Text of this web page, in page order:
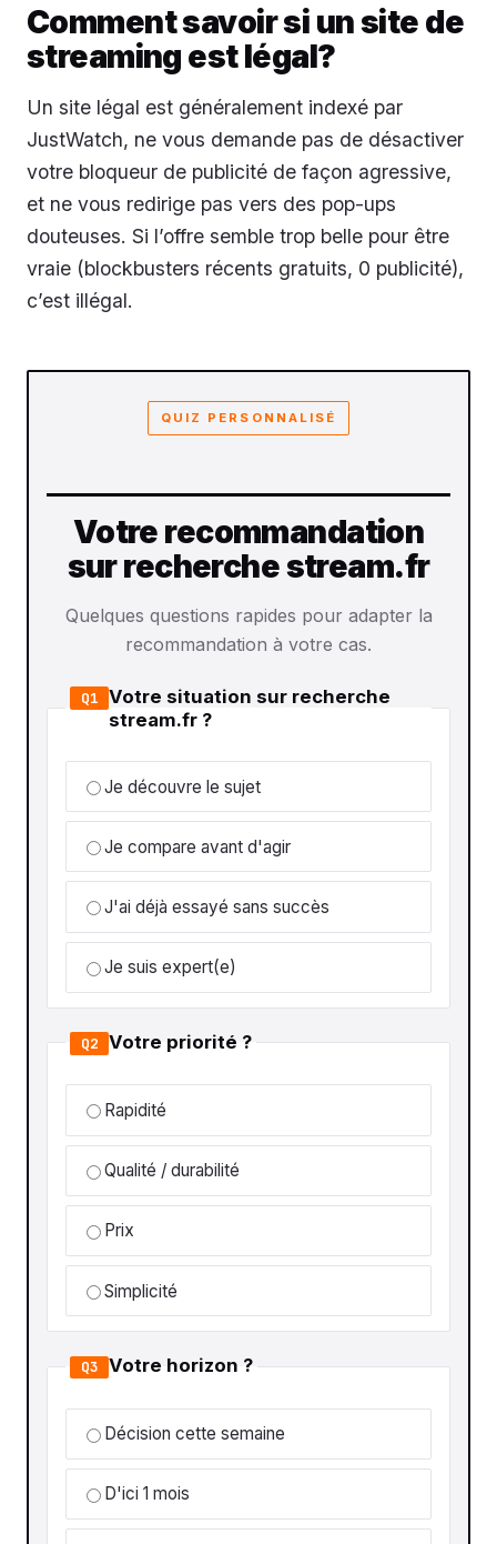
Comment savoir si un site de
streaming est légal?
Un site légal est généralement indexé par
JustWatch, ne vous demande pas de désactiver
votre bloqueur de publicité de façon agressive,
et ne vous redirige pas vers des pop-ups
douteuses. Si l’offre semble trop belle pour être
vraie (blockbusters récents gratuits, 0 publicité),
c’est illégal.
QUIZ PERSONNALISÉ
Votre recommandation
sur recherche stream.fr
Quelques questions rapides pour adapter la
recommandation à votre cas.
Q1 Votre situation sur recherche
stream.fr ?
Je découvre le sujet
Je compare avant d'agir
J'ai déjà essayé sans succès
Je suis expert(e)
Q2 Votre priorité ?
Rapidité
Qualité / durabilité
Prix
Simplicité
Q3 Votre horizon ?
Décision cette semaine
D'ici 1 mois